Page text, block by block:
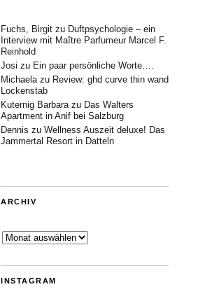
Fuchs, Birgit zu Duftpsychologie – ein
Interview mit Maître Parfumeur Marcel F.
Reinhold
Josi zu Ein paar persönliche Worte….
Michaelazu Review: ghd curve thin wand
Lockenstab
Kuternig Barbarazu Das Walters
Apartment in Anif bei Salzburg
Dennis zu Wellness Auszeit deluxe! Das
Jammertal Resort in Datteln
ARCHIV
Archiv
INSTAGRAM